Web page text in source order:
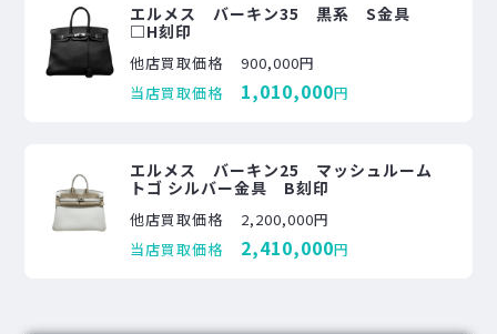
エルメス バーキン35 黒系 S金具
□H刻印
他店買取価格
900,000円
当店買取価格
1,010,000円
エルメス バーキン25 マッシュルーム
トゴ シルバー金具 B刻印
他店買取価格
2,200,000円
当店買取価格
2,410,000円